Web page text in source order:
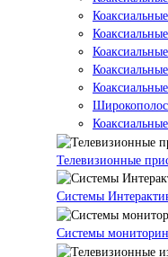
Телевизионные
Системы
Системы